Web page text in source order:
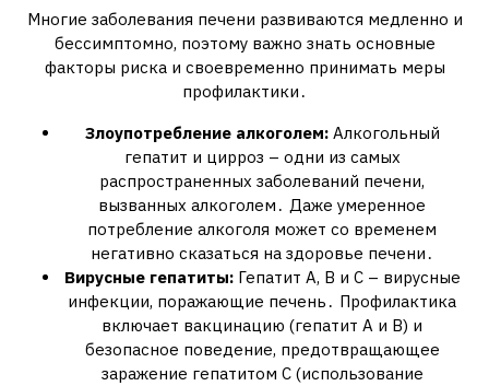
Многие заболевания печени развиваются медленно и
бессимптомно, поэтому важно знать основные
факторы риска и своевременно принимать меры
профилактики․
Злоупотребление алкоголем:Алкогольный
гепатит и цирроз – одни из самых
распространенных заболеваний печени,
вызванных алкоголем․ Даже умеренное
потребление алкоголя может со временем
негативно сказаться на здоровье печени․
Вирусные гепатиты:Гепатит А, В и С – вирусные
инфекции, поражающие печень․ Профилактика
включает вакцинацию (гепатит А и В) и
безопасное поведение, предотвращающее
заражение гепатитом С (использование